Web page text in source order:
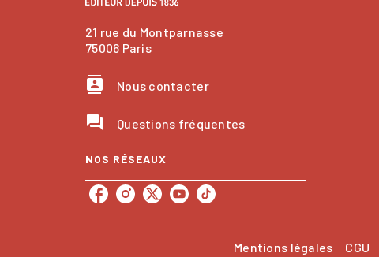
21 rue du Montparnasse
75006 Paris
contacts Nous contacter
question_answer Questions fréquentes
NOS RÉSEAUX
Mentions légales CGU